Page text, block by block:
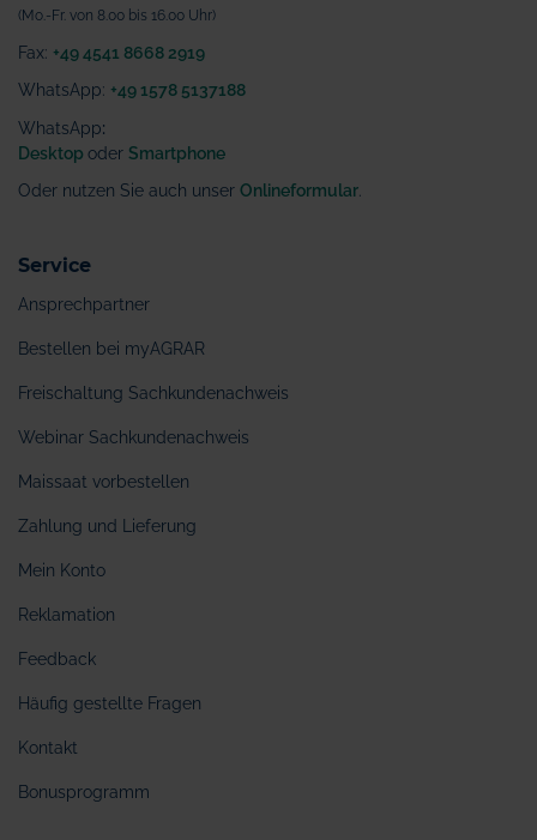
(Mo.-Fr. von 8.00 bis 16.00 Uhr)
Fax: +49 4541 8668 2919
WhatsApp: +49 1578 5137188
WhatsApp:
Desktop oder Smartphone
Oder nutzen Sie auch unser Onlineformular
Service
Ansprechpartner
Bestellen bei myAGRAR
Freischaltung Sachkundenachweis
Webinar Sachkundenachweis
Maissaat vorbestellen
Zahlung und Lieferung
Mein Konto
Reklamation
Feedback
Häufig gestellte Fragen
Kontakt
Bonusprogramm